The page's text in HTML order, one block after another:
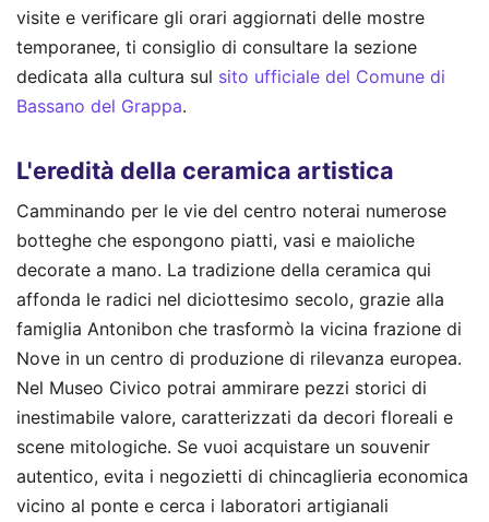
visite e verificare gli orari aggiornati delle mostre
temporanee, ti consiglio di consultare la sezione
dedicata alla cultura sul sito ufficiale del Comune di
Bassano del Grappa.
L'eredità della ceramica artistica
Camminando per le vie del centro noterai numerose
botteghe che espongono piatti, vasi e maioliche
decorate a mano. La tradizione della ceramica qui
affonda le radici nel diciottesimo secolo, grazie alla
famiglia Antonibon che trasformò la vicina frazione di
Nove in un centro di produzione di rilevanza europea.
Nel Museo Civico potrai ammirare pezzi storici di
inestimabile valore, caratterizzati da decori floreali e
scene mitologiche. Se vuoi acquistare un souvenir
autentico, evita i negozietti di chincaglieria economica
vicino al ponte e cerca i laboratori artigianali